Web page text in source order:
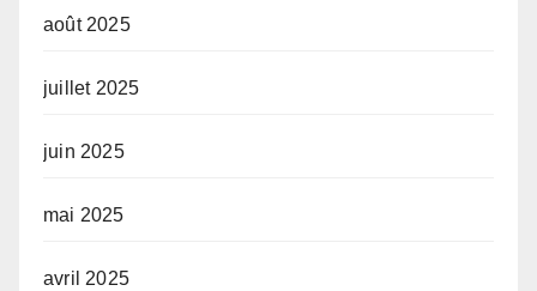
août 2025
juillet 2025
juin 2025
mai 2025
avril 2025